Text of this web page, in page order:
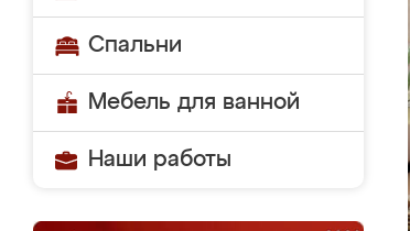
Спальни
Мебель для ванной
Наши работы